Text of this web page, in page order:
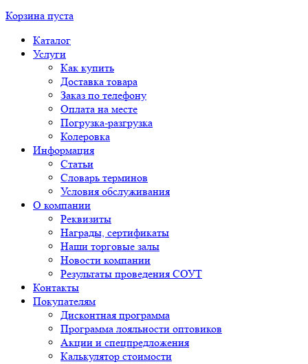
Корзина пуста
Каталог
Услуги
Как купить
Доставка товара
Заказ по телефону
Оплата на месте
Погрузка-разгрузка
Колеровка
Информация
Статьи
Словарь терминов
Условия обслуживания
О компании
Реквизиты
Награды, сертификаты
Наши торговые залы
Новости компании
Результаты проведения СОУТ
Контакты
Покупателям
Дисконтная программа
Программа лояльности оптовиков
Акции и спецпредложения
Калькулятор стоимости